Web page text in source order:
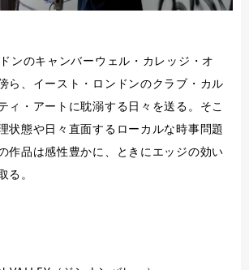
ンのキャンバーウェル・カレッジ・オ
ら、イースト・ロンドンのクラブ・カル
ィ・アートに耽溺する日々を送る。そこ
状態や日々直面するローカルな時事問題
作品は感性豊かに、ときにエッジの効い
る。